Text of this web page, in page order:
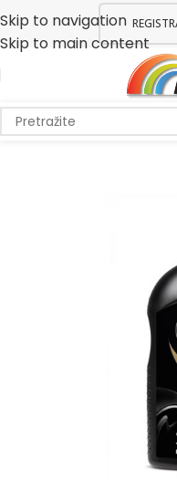
Skip to navigation
Skip to main content